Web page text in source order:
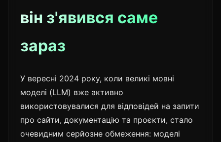
він з'явився саме
зараз
У вересні 2024 року, коли великі мовні
моделі (LLM) вже активно
використовувалися для відповідей на запити
про сайти, документацію та проєкти, стало
очевидним серйозне обмеження: моделі